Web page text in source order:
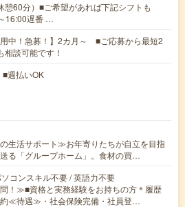
憩60分）■ご希望があれば下記シフトも
16:00遅番 …
用中！急募！】2カ月～ ■ご応募から最短2
相談可能です！
週払いOK
生活サポート≫お年寄りたちが自立を目指
る「グループホーム」。食材の買…
コンスキル不要 / 英語力不要
！≫■資格と実務経験をお持ちの方＊履歴
約≪待遇≫・社会保険完備・社員登…